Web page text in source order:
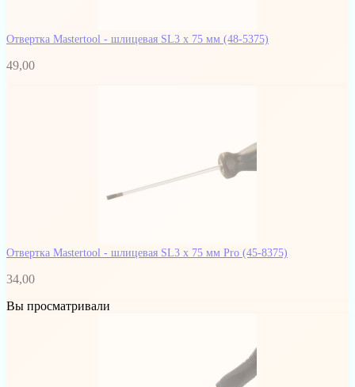
Отвертка Mastertool - шлицевая SL3 х 75 мм (48-5375)
49,00
Отвертка Mastertool - шлицевая SL3 х 75 мм Pro (45-8375)
34,00
Вы просматривали